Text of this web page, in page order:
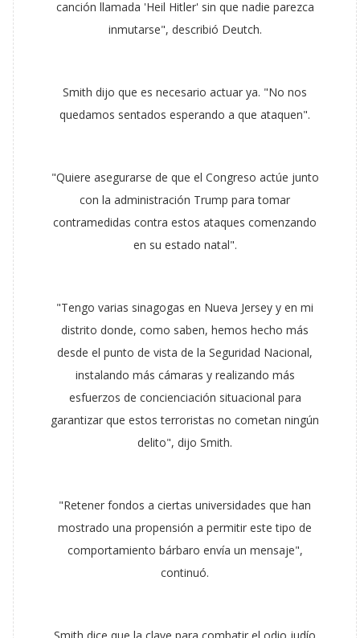
canción llamada 'Heil Hitler' sin que nadie parezca
inmutarse", describió Deutch.
Smith dijo que es necesario actuar ya. "No nos
quedamos sentados esperando a que ataquen".
"Quiere asegurarse de que el Congreso actúe junto
con la administración Trump para tomar
contramedidas contra estos ataques comenzando
en su estado natal".
"Tengo varias sinagogas en Nueva Jersey y en mi
distrito donde, como saben, hemos hecho más
desde el punto de vista de la Seguridad Nacional,
instalando más cámaras y realizando más
esfuerzos de concienciación situacional para
garantizar que estos terroristas no cometan ningún
delito", dijo Smith.
"Retener fondos a ciertas universidades que han
mostrado una propensión a permitir este tipo de
comportamiento bárbaro envía un mensaje",
continuó.